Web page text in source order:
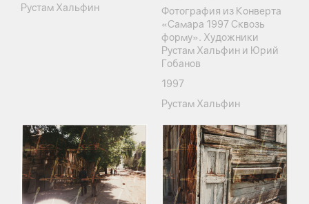
Рустам Хальфин
Фотография из Конверта
«Самара 1997 Сквозь
форму». Художники
Рустам Хальфин и Юрий
Гобанов
1997
Рустам Хальфин